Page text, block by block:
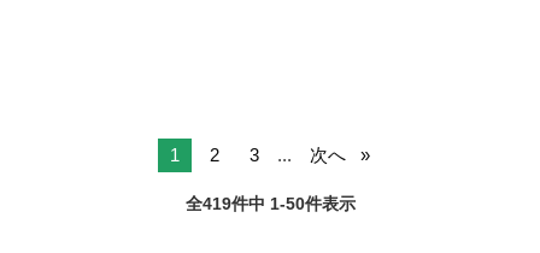
1 2 3 ... 次へ
全419件中 1-50件表示